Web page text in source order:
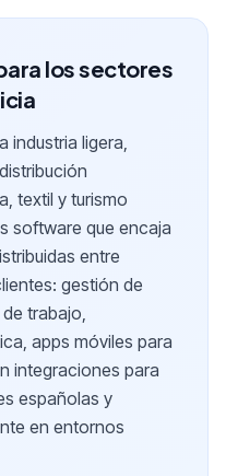
los sectores
industria ligera,
textil y turismo
software que encaja
entre
gestión de
trabajo,
apps móviles para
integraciones para
españolas y
en entornos